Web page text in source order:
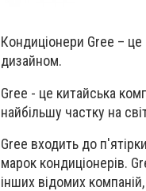
Кондиціонери Gree –
дизайном.
Gree - це китайська
найбільшу частку на
Gree входить до
марок кондиціонерів.
інших відомих